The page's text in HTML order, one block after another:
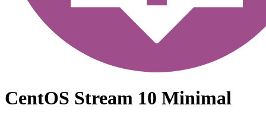
CentOS Stream 10 Minimal